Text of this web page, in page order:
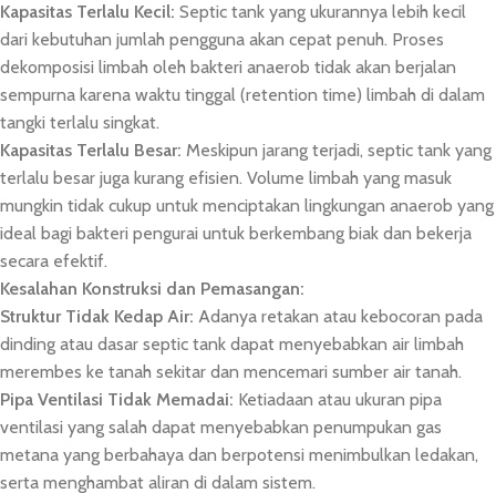
Kapasitas Terlalu Kecil: Septic tank yang ukurannya lebih kecil
dari kebutuhan jumlah pengguna akan cepat penuh. Proses
dekomposisi limbah oleh bakteri anaerob tidak akan berjalan
sempurna karena waktu tinggal (retention time) limbah di dalam
tangki terlalu singkat.
Kapasitas Terlalu Besar: Meskipun jarang terjadi, septic tank yang
terlalu besar juga kurang efisien. Volume limbah yang masuk
mungkin tidak cukup untuk menciptakan lingkungan anaerob yang
ideal bagi bakteri pengurai untuk berkembang biak dan bekerja
secara efektif.
Kesalahan Konstruksi dan Pemasangan:
Struktur Tidak Kedap Air: Adanya retakan atau kebocoran pada
dinding atau dasar septic tank dapat menyebabkan air limbah
merembes ke tanah sekitar dan mencemari sumber air tanah.
Pipa Ventilasi Tidak Memadai: Ketiadaan atau ukuran pipa
ventilasi yang salah dapat menyebabkan penumpukan gas
metana yang berbahaya dan berpotensi menimbulkan ledakan,
serta menghambat aliran di dalam sistem.